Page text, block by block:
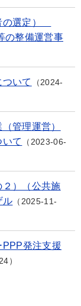
の選定）
の整備運営事
いて
2024-
管理運営）
て
2023-06-
）（公共施
ル
2025-11-
PPP発注支援